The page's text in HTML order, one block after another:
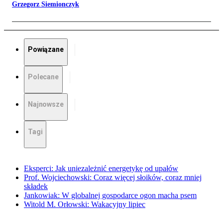
Grzegorz Siemionczyk
Powiązane
Polecane
Najnowsze
Tagi
Eksperci: Jak uniezależnić energetykę od upałów
Prof. Wojciechowski: Coraz więcej słoików, coraz mniej
składek
Jankowiak: W globalnej gospodarce ogon macha psem
Witold M. Orłowski: Wakacyjny lipiec